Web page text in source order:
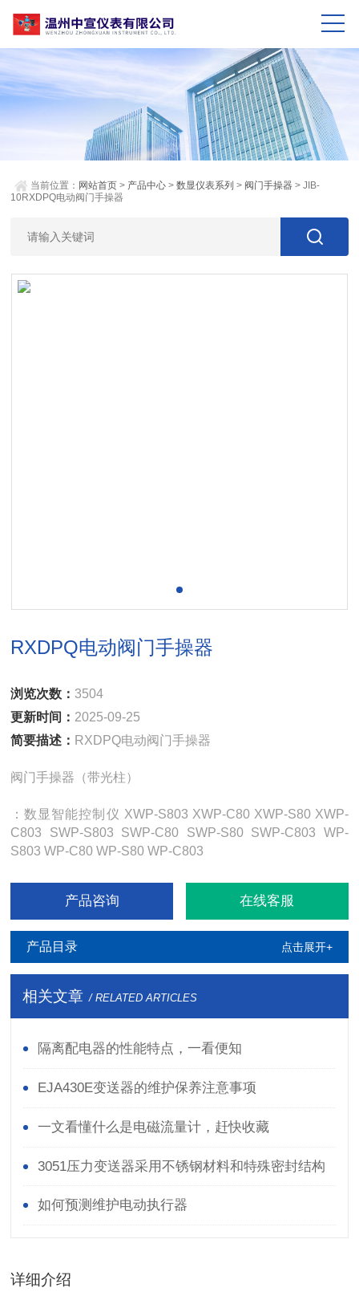
当前位置： 网站首页 > 产品中心 >数显仪表系列 > 阀门手操器 > JIB-
10RXDPQ电动阀门手操器
RXDPQ电动阀门手操器
浏览次数：3504
更新时间： 2025-09-25
简要描述： RXDPQ电动阀门手操器
阀门手操器（带光柱）
：数显智能控制仪 XWP-S803 XWP-C80 XWP-S80 XWP-
C803 SWP-S803 SWP-C80 SWP-S80 SWP-C803 WP-
S803 WP-C80 WP-S80 WP-C803
产品咨询 在线客服
产品目录 点击展开+
相关文章 / RELATED ARTICLES
隔离配电器的性能特点，一看便知
EJA430E变送器的维护保养注意事项
一文看懂什么是电磁流量计，赶快收藏
3051压力变送器采用不锈钢材料和特殊密封结构
设计如何预测维护电动执行器
详细介绍